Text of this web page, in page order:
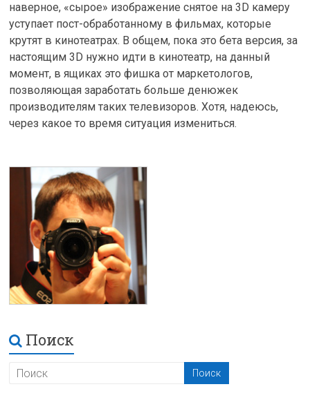
наверное, «сырое» изображение снятое на 3D камеру
уступает пост-обработанному в фильмах, которые
крутят в кинотеатрах. В общем, пока это бета версия, за
настоящим 3D нужно идти в кинотеатр, на данный
момент, в ящиках это фишка от маркетологов,
позволяющая заработать больше денюжек
производителям таких телевизоров. Хотя, надеюсь,
через какое то время ситуация измениться.
Поиск